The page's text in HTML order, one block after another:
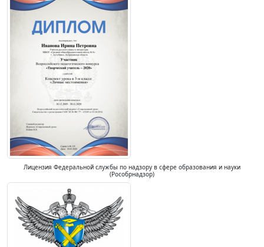
Лицензия Федеральной службы по надзору в сфере образования и науки
(Рособрнадзор)